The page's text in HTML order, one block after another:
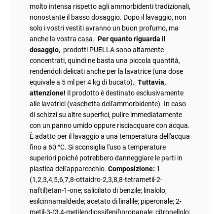
molto intensa rispetto agli ammorbidenti tradizionali,
nonostante il basso dosaggio. Dopo il lavaggio, non
solo i vostri vestiti avranno un buon profumo, ma
anche la vostra casa. Per quanto riguarda il
dosaggio, prodotti PUELLA sono altamente
concentrati, quindi ne basta una piccola quantità,
rendendoli delicati anche per la lavatrice (una dose
equivale a 5 ml per 4 kg di bucato). Tuttavia,
attenzione! Il prodotto è destinato esclusivamente
alle lavatrici (vaschetta dell'ammorbidente). In caso
di schizzi su altre superfici, pulire immediatamente
con un panno umido oppure risciacquare con acqua.
È adatto per il lavaggio a una temperatura dell'acqua
fino a 60 °C. Si sconsiglia l'uso a temperature
superiori poiché potrebbero danneggiare le parti in
plastica dell'apparecchio. Composizione: 1-
(1,2,3,4,5,6,7,8-ottaidro-2,3,8,8-tetrametil-2-
naftil)etan-1-one; salicilato di benzile; linalolo;
esilcinnamaldeide; acetato di linalile; piperonale; 2-
metil-3-(3,4-metilendiossifenil)propanale; citronellolo;